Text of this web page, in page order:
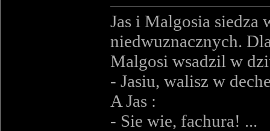
Jas i Malgosia siedza
niedwuznacznych.
Malgosi wsadzil w
- Jasiu, walisz w
A Jas :
- Sie wie, fachura! ...